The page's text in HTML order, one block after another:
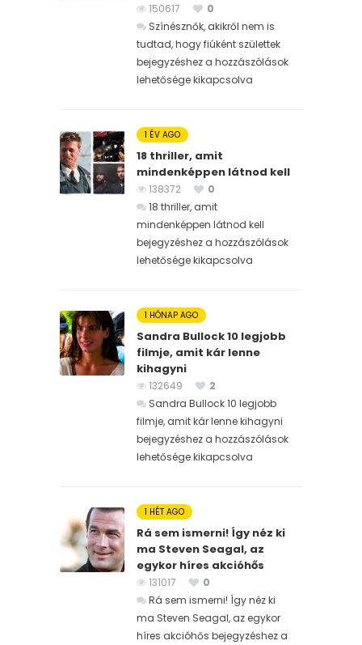
150617
0
Színésznők, akikről nem is
tudtad, hogy fiúként születtek
bejegyzéshez a hozzászólások
lehetősége kikapcsolva
1 ÉV AGO
18 thriller, amit
mindenképpen látnod kell
138372
0
18 thriller, amit
mindenképpen látnod kell
bejegyzéshez a hozzászólások
lehetősége kikapcsolva
1 HÓNAP AGO
Sandra Bullock 10 legjobb
filmje, amit kár lenne
kihagyni
132649
2
Sandra Bullock 10 legjobb
filmje, amit kár lenne kihagyni
bejegyzéshez a hozzászólások
lehetősége kikapcsolva
1 HÉT AGO
Rá sem ismerni! Így néz ki
ma Steven Seagal, az
egykor híres akcióhős
131017
0
Rá sem ismerni! Így néz ki
ma Steven Seagal, az egykor
híres akcióhős bejegyzéshez a